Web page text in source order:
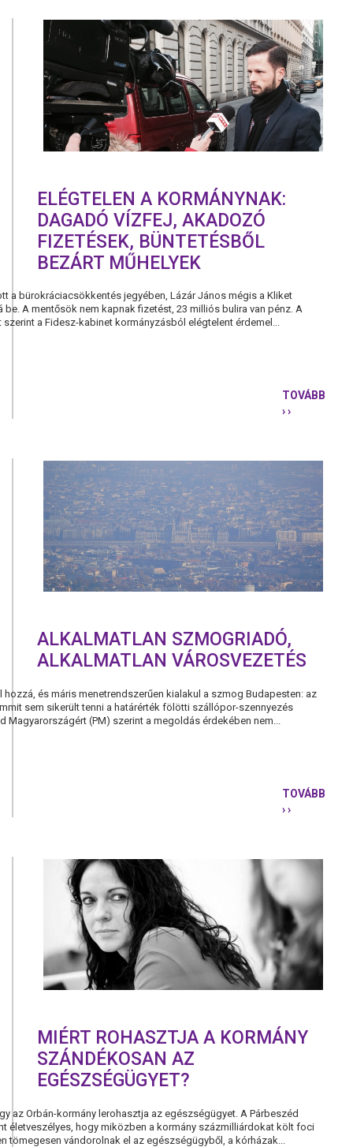
FIDESZ
AZ
ÉS
EZÉRT
USZÍT
A
ELÉGTELEN A KORMÁNYNAK:
DAGADÓ VÍZFEJ, AKADOZÓ
FIZETÉSEK, BÜNTETÉSBŐL
BEZÁRT MŰHELYEK
a bürokráciacsökkentés jegyében, Lázár János mégis a Kliket
A mentősök nem kapnak fizetést, 23 milliós bulira van pénz. A
a Fidesz-kabinet kormányzásból elégtelent érdemel...
TOVÁBB
› ›
DAGADÓ
VÍZFEJ,
AKADOZÓ
FIZETÉSEK,
BEZÁRT
MŰHELYEK
ALKALMATLAN SZMOGRIADÓ,
ALKALMATLAN VÁROSVEZETÉS
és máris menetrendszerűen kialakul a szmog Budapesten: az
sem sikerült tenni a határérték fölötti szállópor-szennyezés
Magyarországért (PM) szerint a megoldás érdekében nem...
TOVÁBB
› ›
MIÉRT ROHASZTJA A KORMÁNY
SZÁNDÉKOSAN AZ
EGÉSZSÉGÜGYET?
az Orbán-kormány lerohasztja az egészségügyet. A Párbeszéd
életveszélyes, hogy miközben a kormány százmilliárdokat költ foci
tömegesen vándorolnak el az egészségügyből, a kórházak...